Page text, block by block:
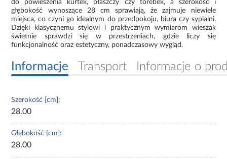
do powieszenia kurtek, płaszczy czy torebek, a szerokość i
głębokość wynoszące 28 cm sprawiają, że zajmuje niewiele
miejsca, co czyni go idealnym do przedpokoju, biura czy sypialni.
Dzięki klasycznemu stylowi i praktycznym wymiarom wieszak
świetnie sprawdzi się w przestrzeniach, gdzie liczy się
funkcjonalność oraz estetyczny, ponadczasowy wygląd.
Informacje Transport Informacje o
Szerokość [cm]:
28.00
Głębokość [cm]:
28.00